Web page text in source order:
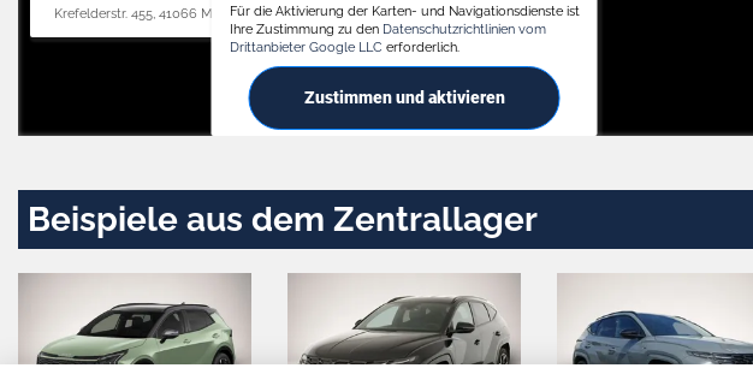
Krefelderstr. 455, 41066 MönchengladbachFür die Aktivierung der Karten- und Navigationsdienste ist
Ihre Zustimmung zu den Datenschutzrichtlinien vom
Drittanbieter Google LLC erforderlich.
Zustimmen und aktivieren
Beispiele aus dem Zentrallager